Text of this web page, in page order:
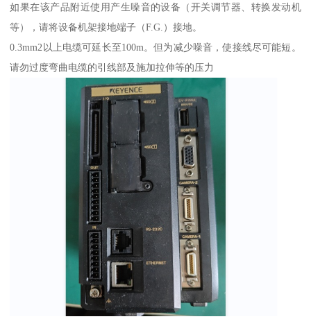
如果在该产品附近使用产生噪音的设备（开关调节器、转换发动机
等），请将设备机架接地端子（F.G.）接地。
0.3mm2以上电缆可延长至100m。但为减少噪音，使接线尽可能短。
请勿过度弯曲电缆的引线部及施加拉伸等的压力